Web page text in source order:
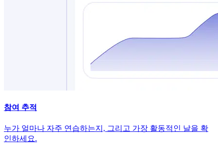
참여 추적
누가 얼마나 자주 연습하는지, 그리고 가장 활동적인 날을 확
인하세요.